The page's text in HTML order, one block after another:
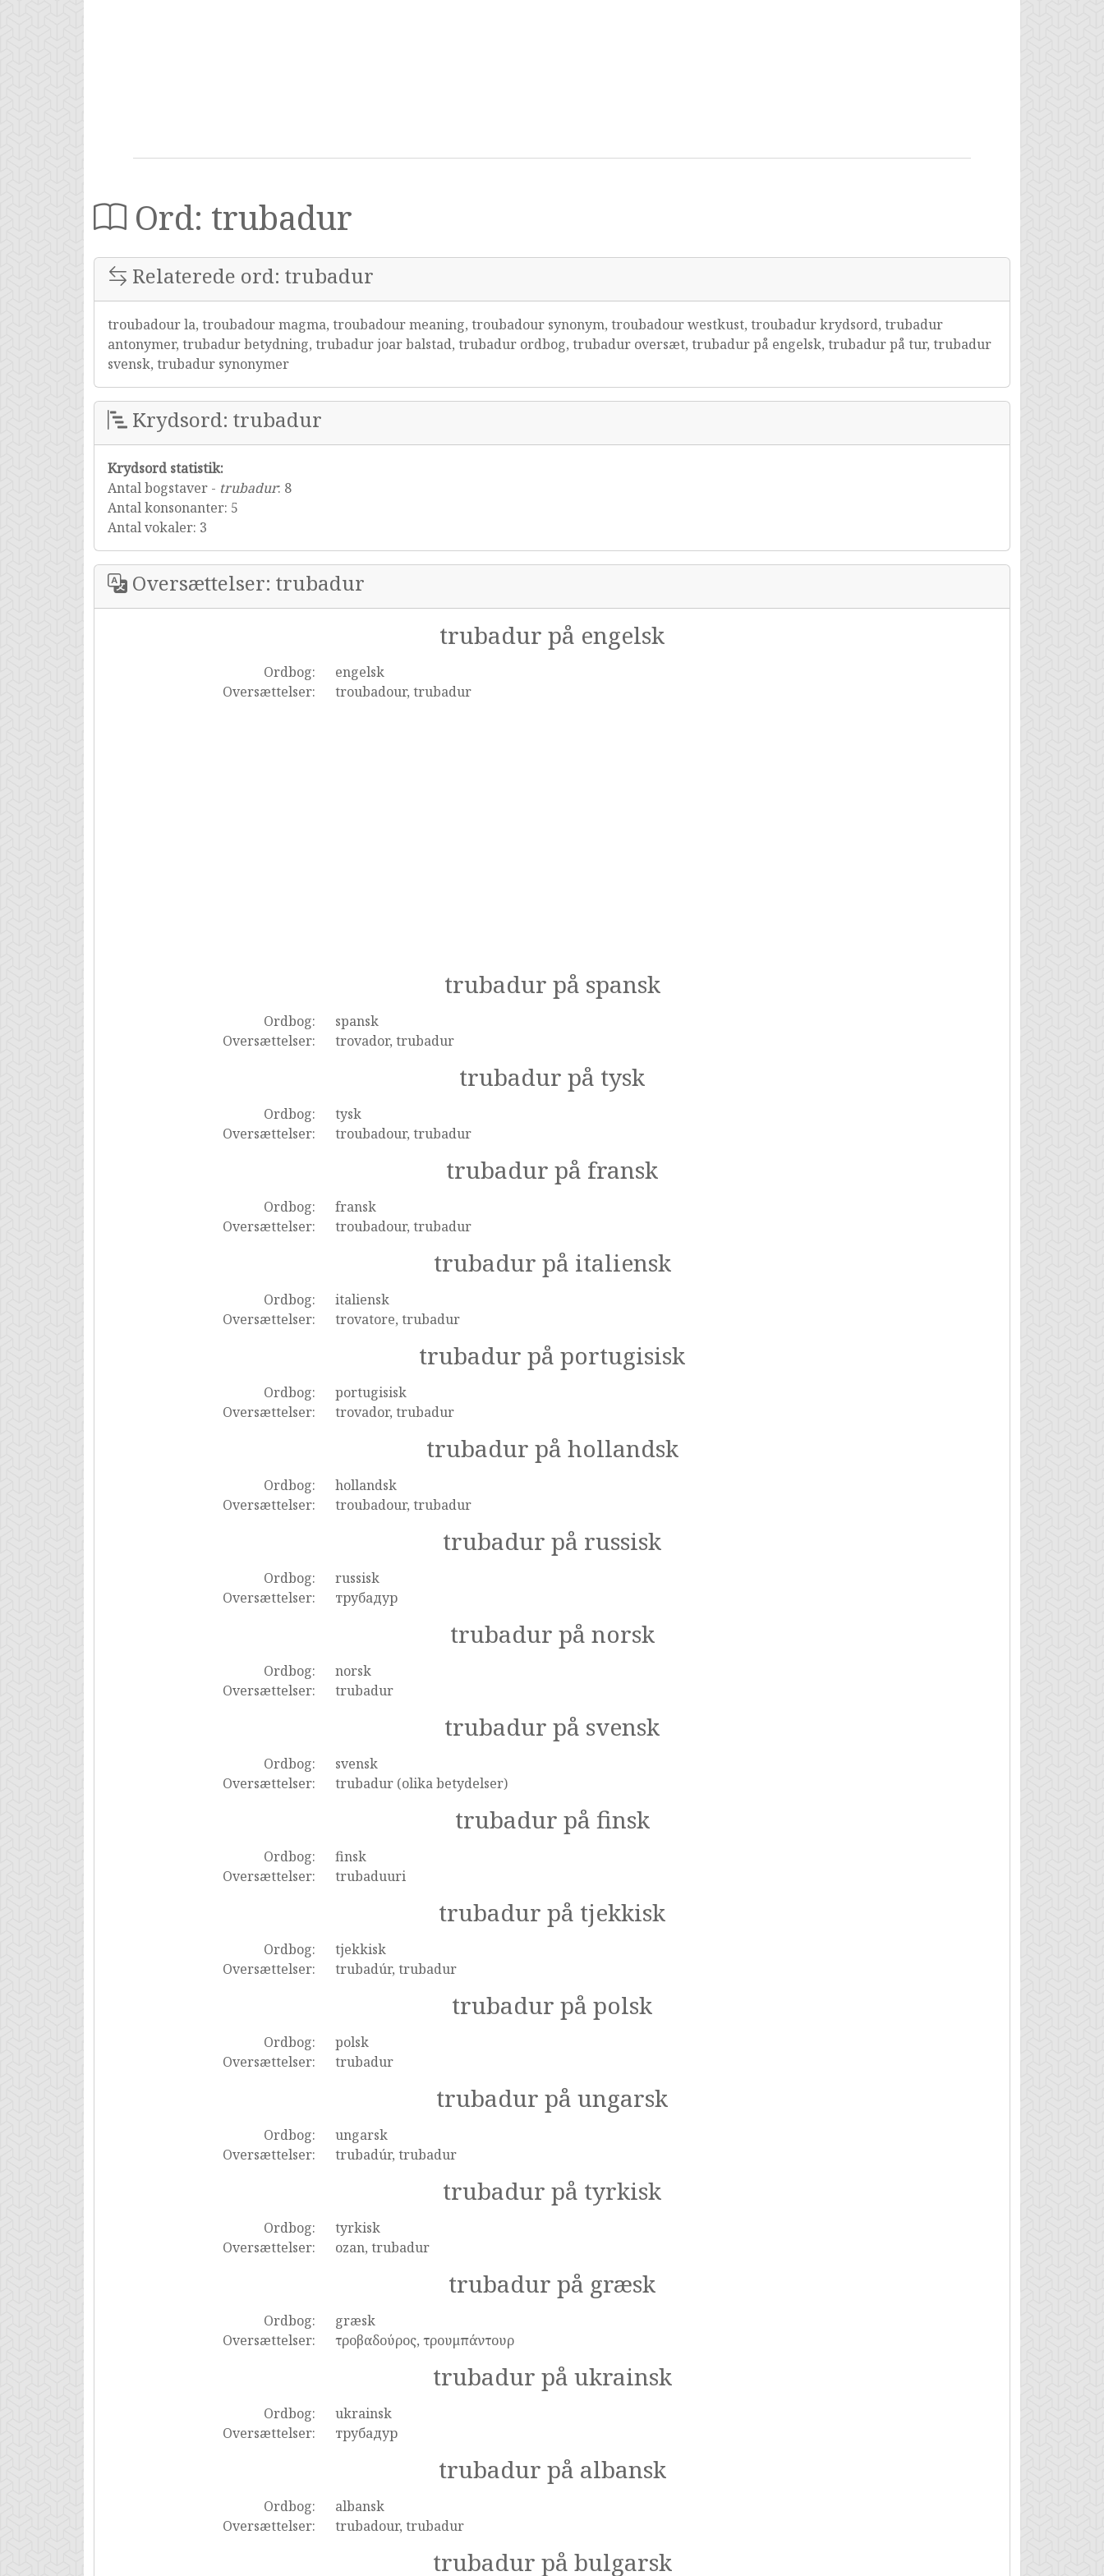
Ord: trubadur
Relaterede ord: trubadur
troubadour la, troubadour magma, troubadour meaning, troubadour synonym, troubadour westkust, troubadur krydsord, trubadur
antonymer, trubadur betydning, trubadur joar balstad, trubadur ordbog, trubadur oversæt, trubadur på engelsk, trubadur på tur, trubadur
svensk, trubadur synonymer
Krydsord: trubadur
Krydsord statistik:
Antal bogstaver - trubadur: 8
Antal konsonanter: 5
Antal vokaler: 3
Oversættelser: trubadur
trubadur på engelsk
Ordbog:
engelsk
Oversættelser:
troubadour, trubadur
trubadur på spansk
Ordbog:
spansk
Oversættelser:
trovador, trubadur
trubadur på tysk
Ordbog:
tysk
Oversættelser:
troubadour, trubadur
trubadur på fransk
Ordbog:
fransk
Oversættelser:
troubadour, trubadur
trubadur på italiensk
Ordbog:
italiensk
Oversættelser:
trovatore, trubadur
trubadur på portugisisk
Ordbog:
portugisisk
Oversættelser:
trovador, trubadur
trubadur på hollandsk
Ordbog:
hollandsk
Oversættelser:
troubadour, trubadur
trubadur på russisk
Ordbog:
russisk
Oversættelser:
трубадур
trubadur på norsk
Ordbog:
norsk
Oversættelser:
trubadur
trubadur på svensk
Ordbog:
svensk
Oversættelser:
trubadur (olika betydelser)
trubadur på finsk
Ordbog:
finsk
Oversættelser:
trubaduuri
trubadur på tjekkisk
Ordbog:
tjekkisk
Oversættelser:
trubadúr, trubadur
trubadur på polsk
Ordbog:
polsk
Oversættelser:
trubadur
trubadur på ungarsk
Ordbog:
ungarsk
Oversættelser:
trubadúr, trubadur
trubadur på tyrkisk
Ordbog:
tyrkisk
Oversættelser:
ozan, trubadur
trubadur på græsk
Ordbog:
græsk
Oversættelser:
τροβαδούρος, τρουμπάντουρ
trubadur på ukrainsk
Ordbog:
ukrainsk
Oversættelser:
трубадур
trubadur på albansk
Ordbog:
albansk
Oversættelser:
trubadour, trubadur
trubadur på bulgarsk